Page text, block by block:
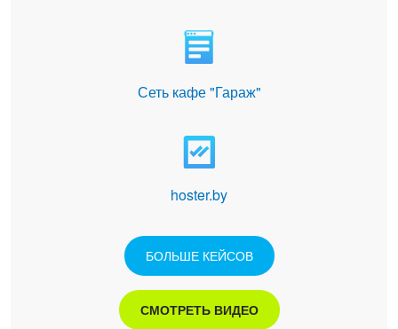
Сеть кафе "Гараж"
hoster.by
БОЛЬШЕ КЕЙСОВ
СМОТРЕТЬ ВИДЕО